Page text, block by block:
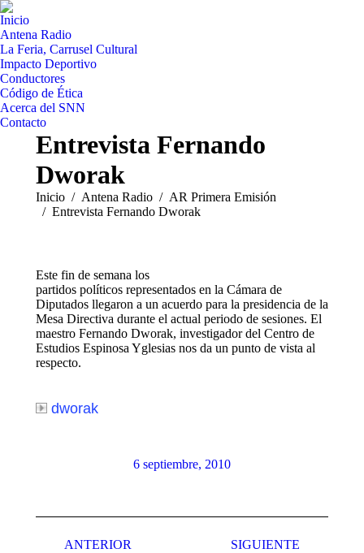
Inicio
Antena Radio
La Feria, Carrusel Cultural
Impacto Deportivo
Conductores
Código de Ética
Acerca del SNN
Contacto
Entrevista Fernando
Dworak
Estás aquí:
Inicio Antena Radio
AR Primera Emisión
Entrevista Fernando Dworak
Este fin de semana los
partidos políticos representados en la Cámara de
Diputados llegaron a un acuerdo para la presidencia de la
Mesa Directiva durante el actual periodo de sesiones. El
maestro Fernando Dworak, investigador del Centro de
Estudios Espinosa Yglesias nos da un punto de vista al
respecto.
dworak
6 septiembre, 2010
entreANTERIOR SIGUIENTE